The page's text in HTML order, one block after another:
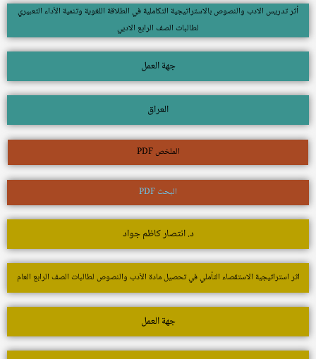
أثر تدريس الادب والنصوص بالاستراتيجية التكاملية في الطلاقة اللغوية وتنمية الأداء التعبيري
لطالبات الصف الرابع الادبي
جهة العمل
العراق
الملخص PDF
البحث PDF
د. انتصار كاظم جواد
اثر استراتيجية الاستقصاء التأملي في تحصيل مادة الأدب والنصوص لطالبات الصف الرابع العام
جهة العمل